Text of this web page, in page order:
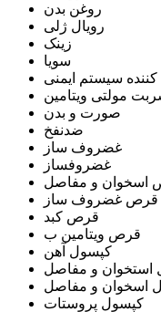
روغن بدن
رویال ژلی
زینک
سویا
سیستم ایمنی
مولتی ویتامین
صورت و بدن
ضدنفخ
غضروف ساز
غضروفساز
اسخوان و مفاصل
قرص غضروف ساز
قرص کبد
قرص ویتامین ب
کپسول آهن
استخوان و مفاصل
اسخوان و مفاصل
کپسول پروستات